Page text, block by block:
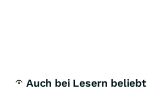
Auch bei Lesern beliebt